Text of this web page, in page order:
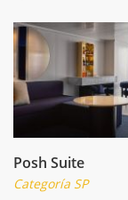
Posh Suite
Categoría SP